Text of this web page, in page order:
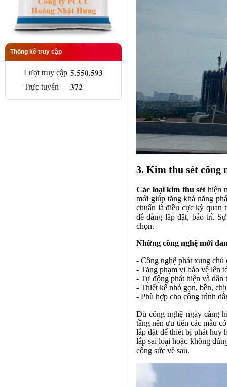
Thống kê truy cập
Lượt truy cập 5.550.593
Trực tuyến 372
3. Kim thu sét công
Các loại kim thu sét hiện
mới giúp tăng khả năng
chuẩn là điều cực kỳ quan
dễ dàng lắp đặt, bảo trì.
chọn.
Những công nghệ mới
- Công nghệ phát xung
- Tăng phạm vi bảo vệ lên
- Tự động phát hiện và dẫn
- Thiết kế nhỏ gọn, bền,
- Phù hợp cho công trình
Dù công nghệ ngày càng
tầng nên ưu tiên các mẫu
lắp đặt để thiết bị phát huy
lắp sai loại hoặc không
công sức về sau.